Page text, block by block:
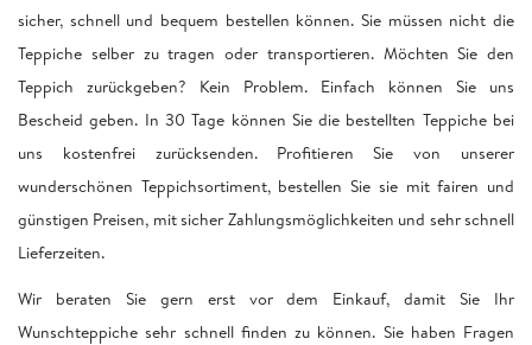
sicher, schnell und bequem bestellen können. Sie müssen nicht die
Teppiche selber zu tragen oder transportieren. Möchten Sie den
Teppich zurückgeben? Kein Problem. Einfach können Sie uns
Bescheid geben. In 30 Tage können Sie die bestellten Teppiche bei
uns kostenfrei zurücksenden. Profitieren Sie von unserer
wunderschönen Teppichsortiment, bestellen Sie sie mit fairen und
günstigen Preisen, mit sicher Zahlungsmöglichkeiten und sehr schnell
Lieferzeiten.
Wir beraten Sie gern erst vor dem Einkauf, damit Sie Ihr
Wunschteppiche sehr schnell finden zu können. Sie haben Fragen